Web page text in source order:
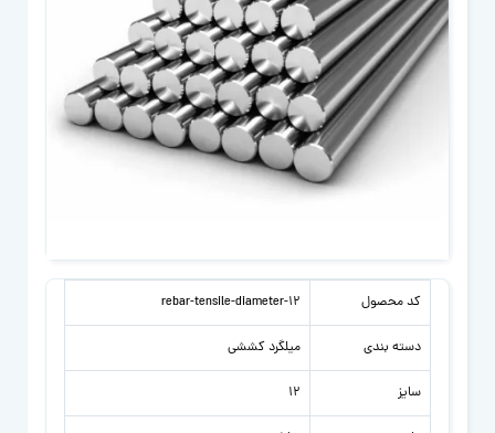
کد محصول rebar-tensile-diameter-12
دسته بندی میلگرد کششی
سایز 12